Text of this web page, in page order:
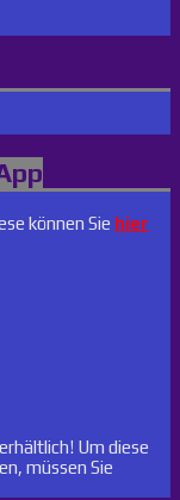
können Sie hier
Um diese
müssen Sie